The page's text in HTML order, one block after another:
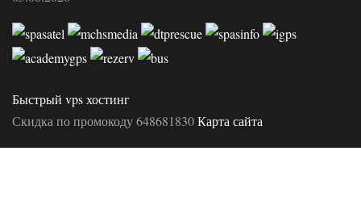
Быстрый vps хостинг
Скидка по промокоду 648681830Карта сайта